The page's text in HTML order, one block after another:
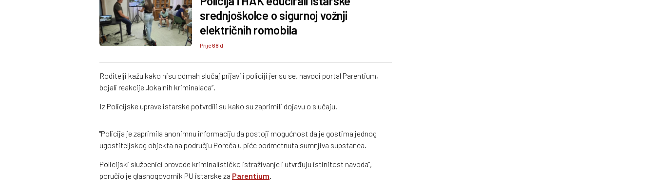
srednjoškolce o sigurnoj vožnji
električnih romobila
Prije 68 d
Roditelji kažu kako nisu odmah slučaj prijavili policiji jer su se, navodi portal Parentium,
bojali reakcije „lokalnih kriminalaca“.
Iz Policijske uprave istarske potvrdili su kako su zaprimili dojavu o slučaju.
"Policija je zaprimila anonimnu informaciju da postoji mogućnost da je gostima jednog
ugostiteljskog objekta na području Poreča u piće podmetnuta sumnjiva supstanca.
Policijski službenici provode kriminalističko istraživanje i utvrđuju istinitost navoda",
poručio je glasnogovornik PU istarske za Parentium.